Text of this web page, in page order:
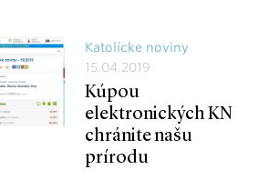
Katolícke noviny
15.04.2019
Kúpou
elektronických KN
chránite našu
prírodu